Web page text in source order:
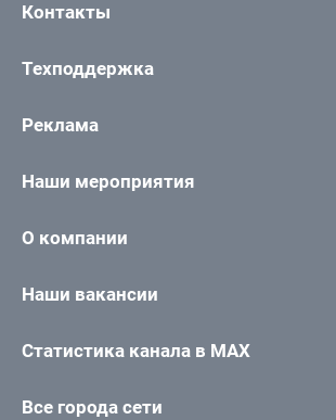
Контакты
Техподдержка
Реклама
Наши мероприятия
О компании
Наши вакансии
Статистика канала в MAX
Все города сети